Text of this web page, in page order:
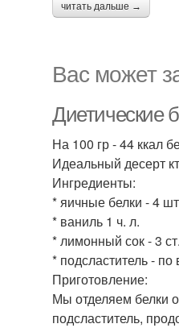
читать дальше →
Вас может
Диетические
На 100 гр - 44 ккал
Идеальный десерт
Ингредиенты:
* яичные белки - 4
* ваниль 1 ч. л.
* лимонный сок - 3
* подсластитель - по
Приготовление:
Мы отделяем белки
подсластитель,